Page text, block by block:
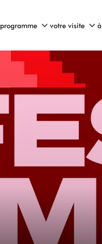
programme votre visite